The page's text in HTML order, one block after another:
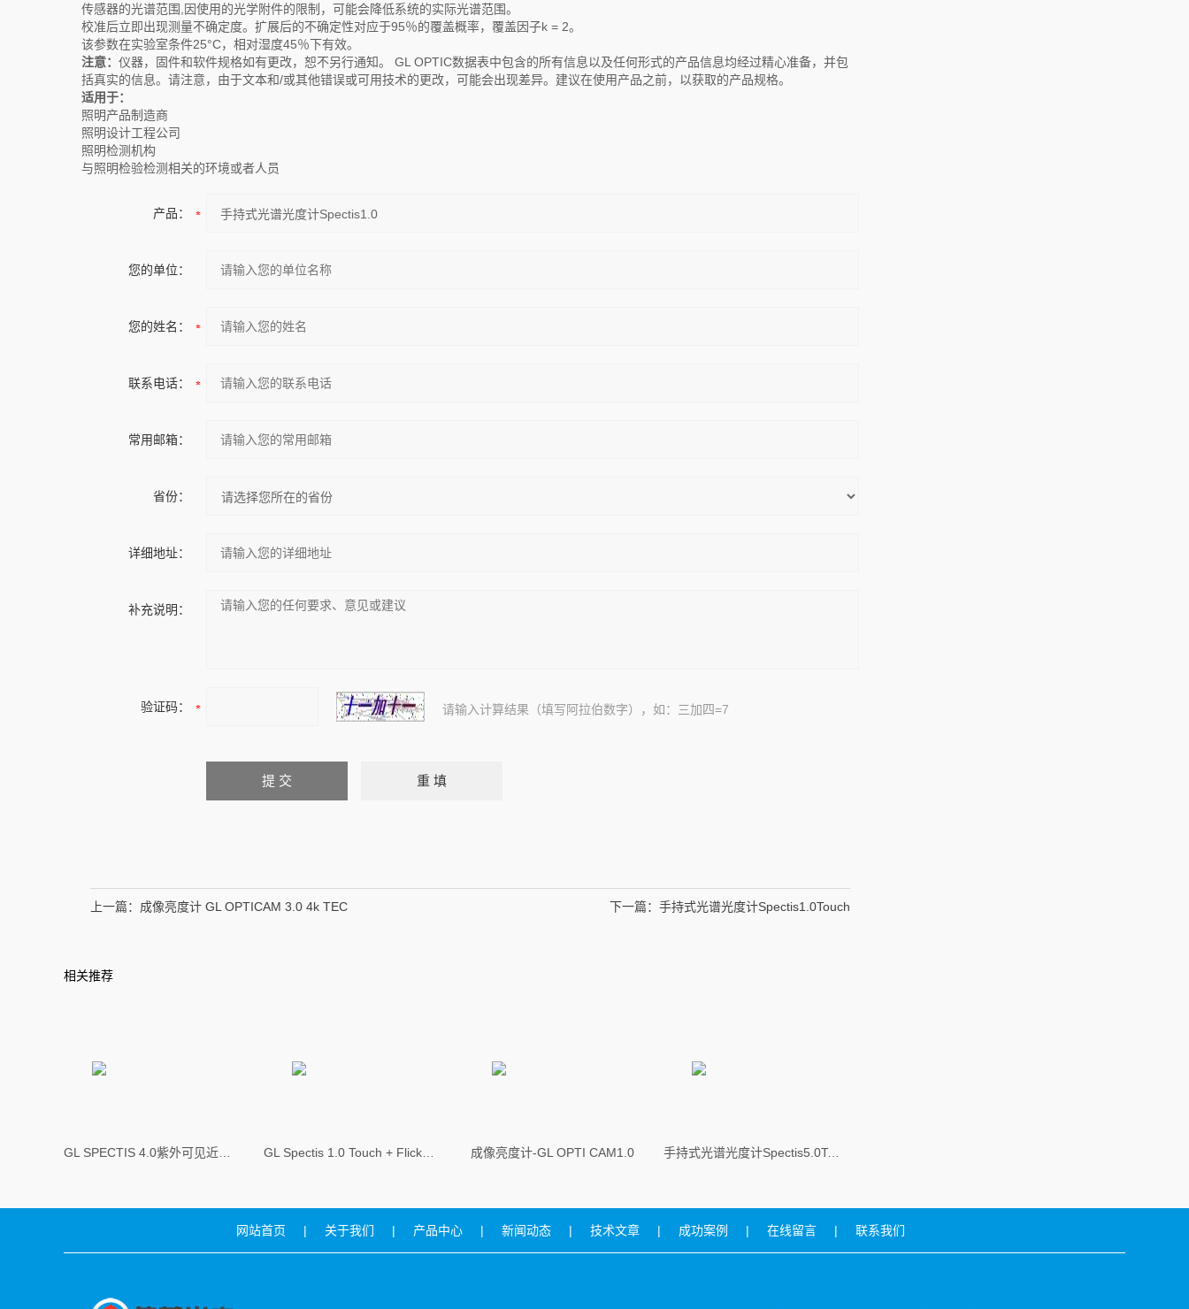
传感器的光谱范围,因使用的光学附件的限制，可能会降低系统的实际光谱范围。
校准后立即出现测量不确定度。扩展后的不确定性对应于95％的覆盖概率，覆盖因子k = 2。
该参数在实验室条件25°C，相对湿度45％下有效。
注意： 仪器，固件和软件规格如有更改，恕不另行通知。 GL OPTIC数据表中包含的所有信息以及任何形式的产品信息均经过精心准备，并包
括真实的信息。请注意，由于文本和/或其他错误或可用技术的更改，可能会出现差异。建议在使用产品之前，以获取的产品规格。
适用于：
照明产品制造商
照明设计工程公司
照明检测机构
与照明检验检测相关的环境或者人员
产品：
您的单位：
您的姓名：
联系电话：
常用邮箱：
省份：
详细地址：
补充说明：
验证码： 请输入计算结果（填写阿拉伯数字），如：三加四=7
上一篇： 成像亮度计 GL OPTICAM 3.0 4k TEC 下一篇： 手持式光谱光度计Spectis1.0Touch
相关推荐
成像亮度计-GL OPTI CAM1.0 手持式光谱光度计Spectis5.0Touch
网站首页 | 关于我们 | 产品中心 | 新闻动态 | 技术文章 | 成功案例 | 在线留言 | 联系我们